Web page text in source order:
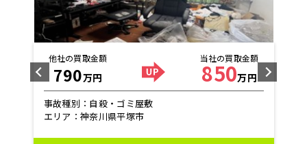
他社の買取金額
1500
当社の買取金額
1800 万円
事故種別：孤独死
エリア：東京都板橋区